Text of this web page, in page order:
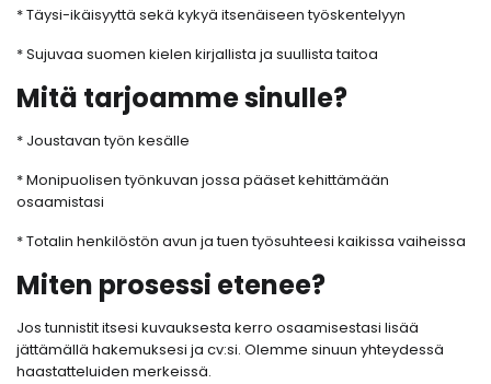
* Täysi-ikäisyyttä sekä kykyä itsenäiseen työskentelyyn
* Sujuvaa suomen kielen kirjallista ja suullista taitoa
Mitä tarjoamme sinulle?
* Joustavan työn kesälle
* Monipuolisen työnkuvan jossa pääset kehittämään
osaamistasi
* Totalin henkilöstön avun ja tuen työsuhteesi kaikissa vaiheissa
Miten prosessi etenee?
Jos tunnistit itsesi kuvauksesta kerro osaamisestasi lisää
jättämällä hakemuksesi ja cv:si. Olemme sinuun yhteydessä
haastatteluiden merkeissä.